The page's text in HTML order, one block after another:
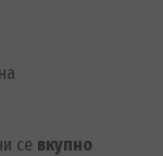
се вкупно